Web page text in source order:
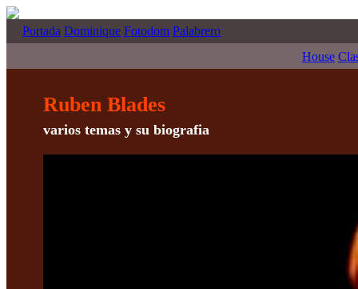
Portada Dominique Fotodom Palabrero
House
Ruben Blades
varios temas y su biografia